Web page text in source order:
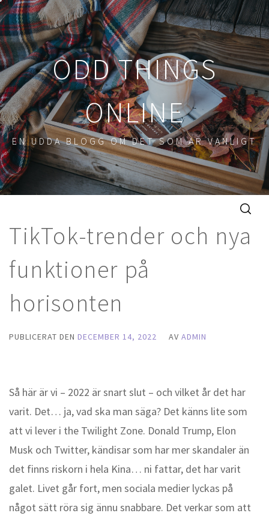
Hoppa
till
innehåll
ODD THINGS
ONLINE
EN UDDA BLOGG OM DET SOM ÄR VANLIGT
TikTok-trender och nya
funktioner på
horisonten
PUBLICERAT DEN DECEMBER 14, 2022 AV ADMIN
Så här är vi – 2022 är snart slut – och vilket år det har
varit. Det… ja, vad ska man säga? Det känns lite som
att vi lever i the Twilight Zone. Donald Trump, Elon
Musk och Twitter, kändisar som har mer skandaler än
det finns riskorn i hela Kina… ni fattar, det har varit
galet. Livet går fort, men sociala medier lyckas på
något sätt röra sig ännu snabbare. Det verkar som att